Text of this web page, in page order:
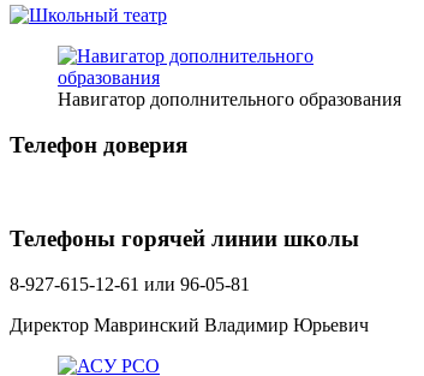
Навигатор дополнительного образования
Телефон доверия
Телефоны горячей линии школы
8-927-615-12-61 или 96-05-81
Директор Мавринский Владимир Юрьевич